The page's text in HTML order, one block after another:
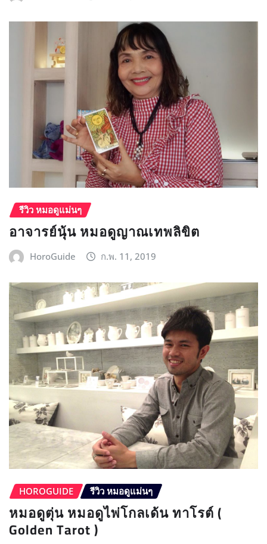
รีวิว หมอดูแม่นๆ
อาจารย์นุ้น หมอดูญาณเทพลิขิต
HoroGuide ก.พ. 11, 2019
HOROGUIDE รีวิว หมอดูแม่นๆ
หมอดูตุ่น หมอดูไพ่โกลเด้น ทาโรต์ (
Golden Tarot )